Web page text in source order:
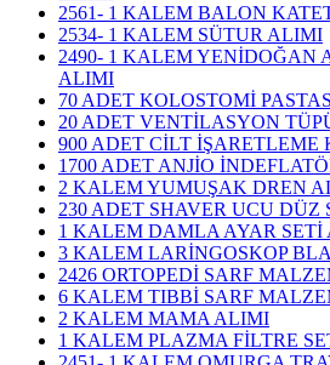
2561- 1 KALEM BALON
2534- 1 KALEM SÜTUR ALIMI
2490- 1 KALEM YENİDOĞAN
ALIMI
70 ADET KOLOSTOMİ
20 ADET VENTİLASYON
900 ADET CİLT
1700 ADET ANJİO
2 KALEM YUMUŞAK DREN
230 ADET SHAVER UCU
1 KALEM DAMLA AYAR SETİ
3 KALEM LARİNGOSKOP
2426 ORTOPEDİ SARF
6 KALEM TIBBİ SARF
2 KALEM MAMA ALIMI
1 KALEM PLAZMA FİLTRE